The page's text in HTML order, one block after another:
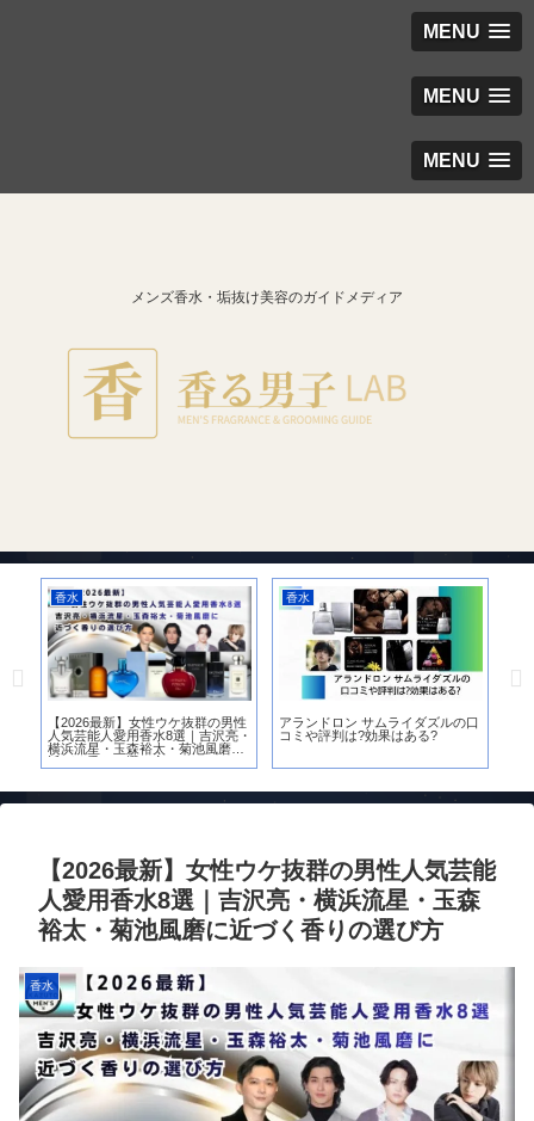
MENU
MENU
MENU
メンズ香水・垢抜け美容のガイドメディア
香水
【2026最新】女性ウケ抜群の男性
人気芸能人愛用香水8選｜吉沢亮・
横浜流星・玉森裕太・菊池風磨に
近づく香りの選び方
香水
アランドロン サムライダズルの口
コミや評判は?効果はある?
【2026最新】女性ウケ抜群の男性人気芸能
人愛用香水8選｜吉沢亮・横浜流星・玉森
裕太・菊池風磨に近づく香りの選び方
香水